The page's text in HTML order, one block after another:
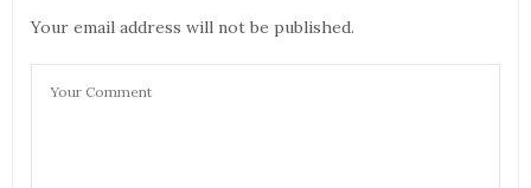
CACIOR GHEORGHE
Your email address will not be published.